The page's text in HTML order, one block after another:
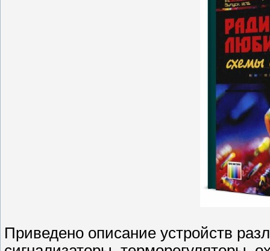
Приведено описание устройств